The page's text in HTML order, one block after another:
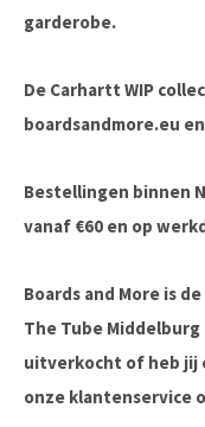
garderobe.
De Carhartt WIP
boardsandmore.eu
Bestellingen binnen
vanaf €60 en op
Boards and More is
The Tube Middelburg
uitverkocht of heb jij
onze klantenservice